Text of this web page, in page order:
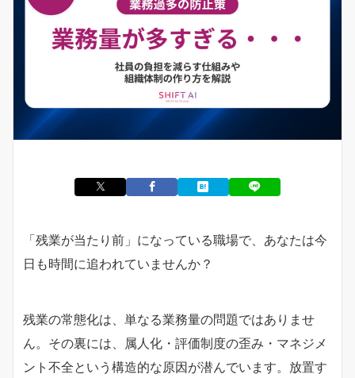
「残業が当たり前」になっている職場で、あなたは今
日も時間に追われていませんか？
残業の常態化は、単なる業務量の問題ではありませ
ん。その裏には、属人化・評価制度の歪み・マネジメ
ント不全という構造的な原因が潜んでいます。放置す